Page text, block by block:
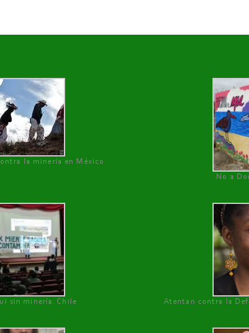
la minería en México
No a
sin minería. Chile Atentan contra la